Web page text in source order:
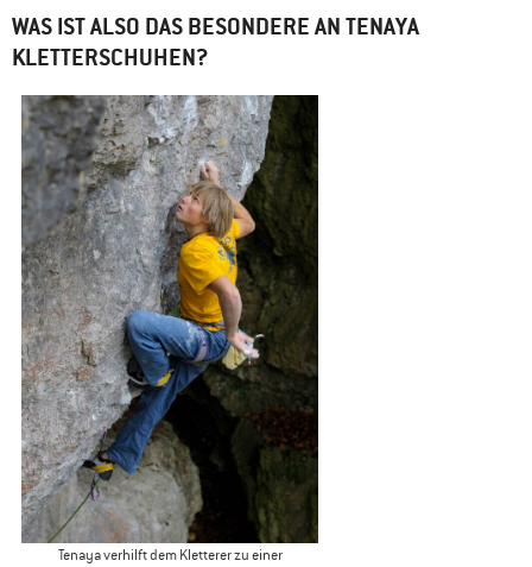
WAS IST ALSO DAS BESONDERE AN TENAYA
KLETTERSCHUHEN?
Tenaya verhilft dem Kletterer zu einer